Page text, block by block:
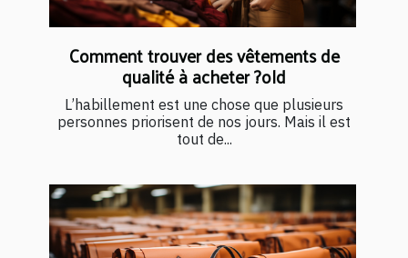
Comment trouver des vêtements de
qualité à acheter ?old
L’habillement est une chose que plusieurs
personnes priorisent de nos jours. Mais il est
tout de...